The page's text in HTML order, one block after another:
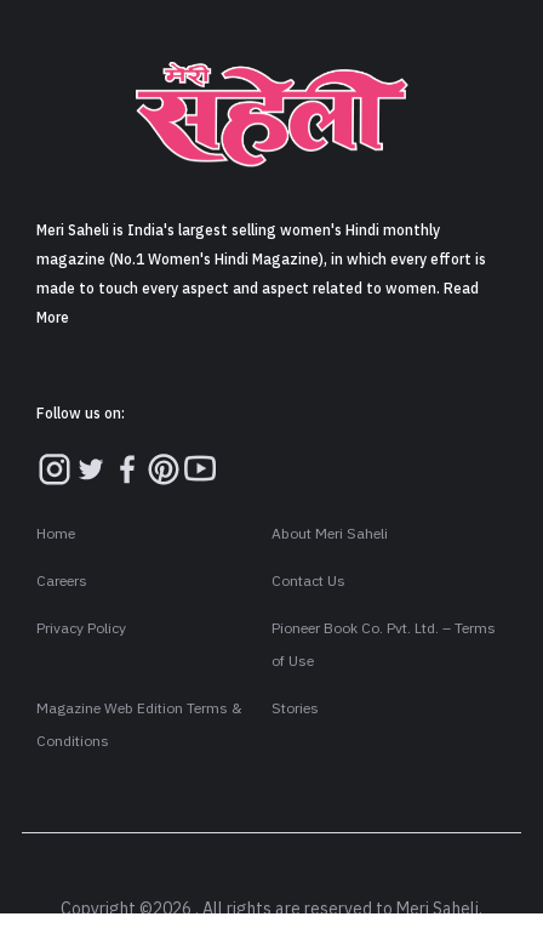
कहानी- मनौती (Short Story- Manauti)
55 min read 1 Claps
काश! इस मांग में सिंदूर की लाल रेखा होती.
मुझे कहां अधिकार रहा है अब इसका?
की तेज़ गर्जना के साथ तट से टकरा कर लौट जाती है. प्रत्येक टक्कर के साथ
छोर नहीं, केवल लहरें और लहरें, दौड़ती आती हैंप्रिय तट से मिलने और लौट जा
युगों तक दौड़ती रहेंगी, किंतु कभी नहीं बंध सकेंगी प्रिय की बांहों में.
स्तार भी इस सागरके
में उठती लहरें दूर-